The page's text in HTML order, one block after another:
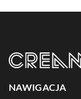
NAWIGACJA